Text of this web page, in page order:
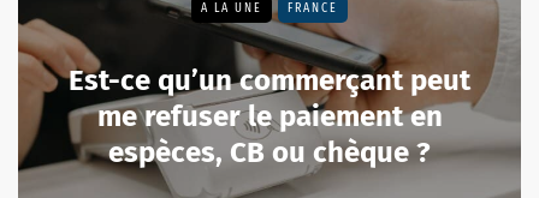
A LA UNE FRANCE
Est-ce qu’un commerçant peut
me refuser le paiement en
espèces, CB ou chèque ?